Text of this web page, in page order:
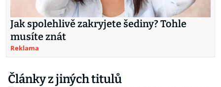
Jak spolehlivě zakryjete šediny? Tohle
musíte znát
Reklama
Články z jiných titulů